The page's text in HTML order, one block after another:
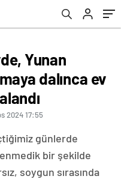
Yunan
dalınca ev
2024 17:55
günlerde
bir şekilde
soygun sırasında